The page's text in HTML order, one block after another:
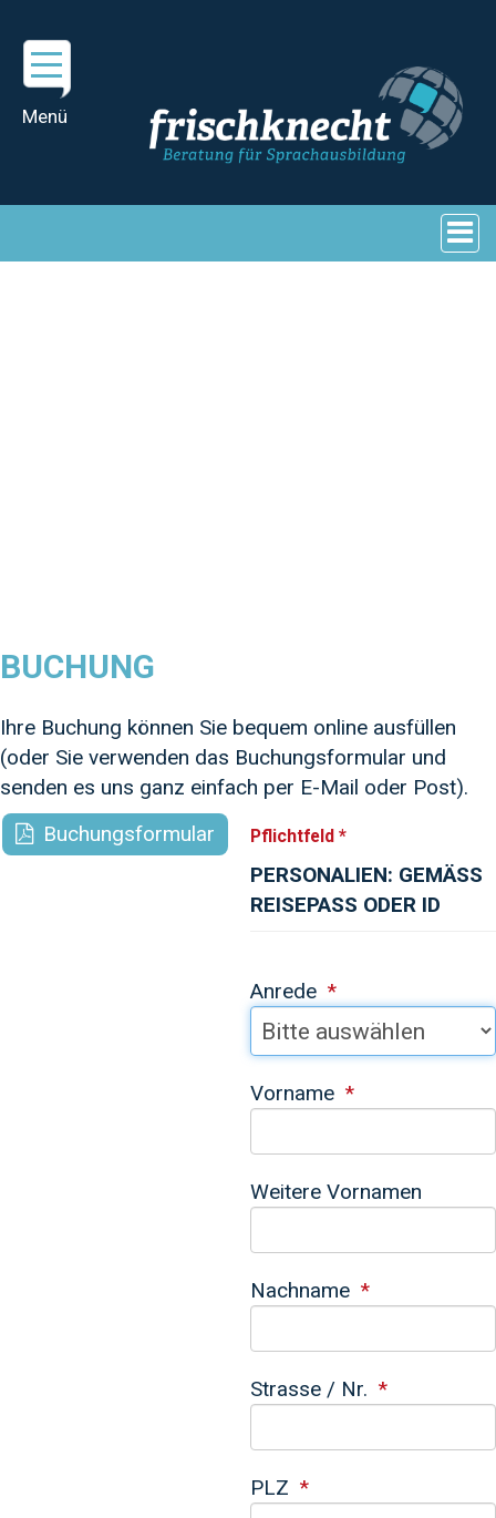
BUCHUNG
Ihre Buchung können Sie bequem online ausfüllen
(oder Sie verwenden das Buchungsformular und
senden es uns ganz einfach per E-Mail oder Post).
Buchungsformular
Pflichtfeld *
PERSONALIEN: GEMÄSS
REISEPASS ODER ID
Anrede
Vorname
Weitere Vornamen
Nachname
Strasse / Nr.
PLZ